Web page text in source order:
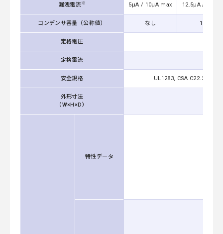
漏洩電流 ※ 5μA / 10μA max 12.5μA / 25μA
コンデンサ容量（公称値） なし 100pF
定格電圧
定格電流
安全規格 UL1283, CSA C22.2 No.8
外形寸法
（W×H×D）
特性データ